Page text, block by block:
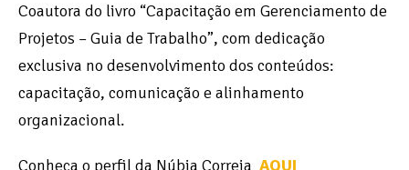
Coautora do livro “Capacitação em Gerenciamento de
Projetos – Guia de Trabalho”, com dedicação
exclusiva no desenvolvimento dos conteúdos:
capacitação, comunicação e alinhamento
organizacional.
Conheça o perfil da Núbia Correia AQUI